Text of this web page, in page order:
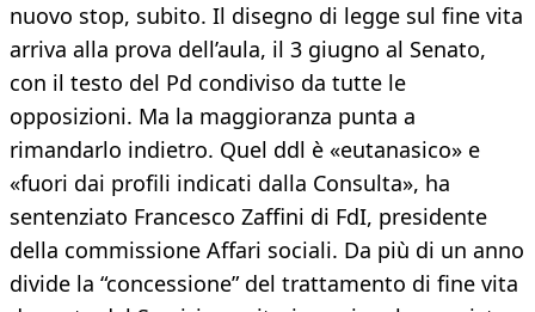
nuovo stop, subito. Il disegno di legge sul fine vita
arriva alla prova dell’aula, il 3 giugno al Senato,
con il testo del Pd condiviso da tutte le
opposizioni. Ma la maggioranza punta a
rimandarlo indietro. Quel ddl è «eutanasico» e
«fuori dai profili indicati dalla Consulta», ha
sentenziato Francesco Zaffini di FdI, presidente
della commissione Affari sociali. Da più di un anno
divide la “concessione” del trattamento di fine vita